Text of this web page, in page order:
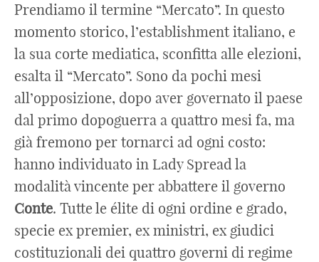
Prendiamo il termine “Mercato”. In questo
momento storico, l’establishment italiano, e
la sua corte mediatica, sconfitta alle elezioni,
esalta il “Mercato”. Sono da pochi mesi
all’opposizione, dopo aver governato il paese
dal primo dopoguerra a quattro mesi fa, ma
già fremono per tornarci ad ogni costo:
hanno individuato in Lady Spread la
modalità vincente per abbattere il governo
Conte. Tutte le élite di ogni ordine e grado,
specie ex premier, ex ministri, ex giudici
costituzionali dei quattro governi di regime